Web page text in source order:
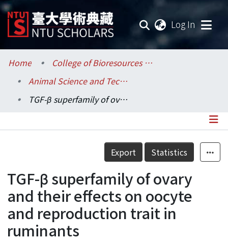
Log In
Communities & Collections
Research Outputs
Statistics
Home
College of Bioresources and Agriculture / 生物資源暨農學院
Animal Science and Technology / 動物科學技術學系
TGF-β superfamily of ovary and their effects on oocyte and reproduction trait in ruminants
Details
Export Statistics
TGF-β superfamily of ovary
and their effects on oocyte
and reproduction trait in
ruminants